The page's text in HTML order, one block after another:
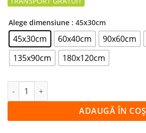
Alege dimensiune : 45x30cm
45x30cm 60x40cm 90x60cm
135x90cm
180x120cm
Cantitate Tablou COVRIGI NEMŢEŞTI
ADAUGĂ ÎN COȘ